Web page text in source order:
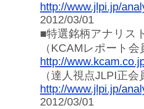
http://www.jlpi.jp/
2012/03/01
■特選銘柄アナリス
（KCAMレポート会
http://
（達人視点JLPI
http://www.jlpi.jp/
2012/03/01